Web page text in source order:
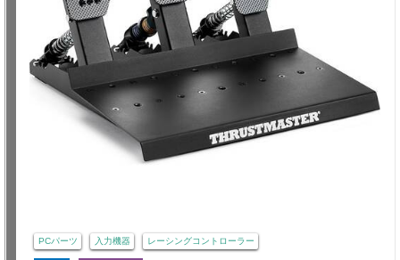
PCパーツ 入力機器 レーシングコントローラー